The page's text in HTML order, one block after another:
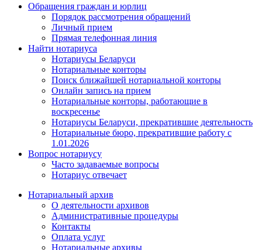
Обращения граждан и юрлиц
Порядок рассмотрения обращений
Личный прием
Прямая телефонная линия
Найти нотариуса
Нотариусы Беларуси
Нотариальные конторы
Поиск ближайшей нотариальной конторы
Онлайн запись на прием
Нотариальные конторы, работающие в
воскресенье
Нотариусы Беларуси, прекратившие деятельность
Нотариальные бюро, прекратившие работу с
1.01.2026
Вопрос нотариусу
Часто задаваемые вопросы
Нотариус отвечает
Нотариальный архив
О деятельности архивов
Административные процедуры
Контакты
Оплата услуг
Нотариальные архивы